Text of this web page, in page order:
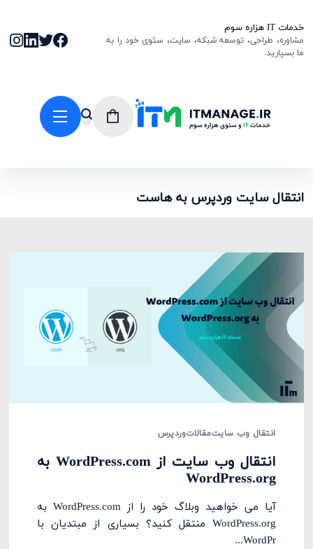
خدمات IT هزاره سوم
مشاوره، طراحی، توسعه شبکه، سایت، سئوی خود را به
ما بسپارید.
انتقال سایت وردپرس به هاست
انتقال وب سایتمقالاتوردپرس
انتقال وب سایت از WordPress.com به
WordPress.org
آیا می خواهید وبلاگ خود را از WordPress.com به
WordPress.org منتقل کنید؟ بسیاری از مبتدیان با
WordPr...